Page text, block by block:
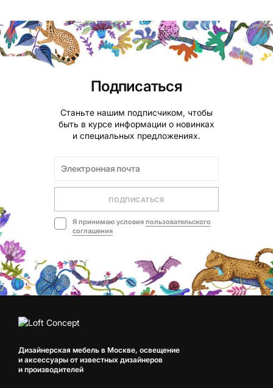
Подписаться
Станьте нашим подписчиком, чтобы
быть в курсе информации о новинках
и специальных предложениях.
ПОДПИСАТЬСЯ
Я принимаю условия пользовательского
соглашения
Дизайнерская мебель в Москве, освещение
и аксессуары от известных дизайнеров
и производителей